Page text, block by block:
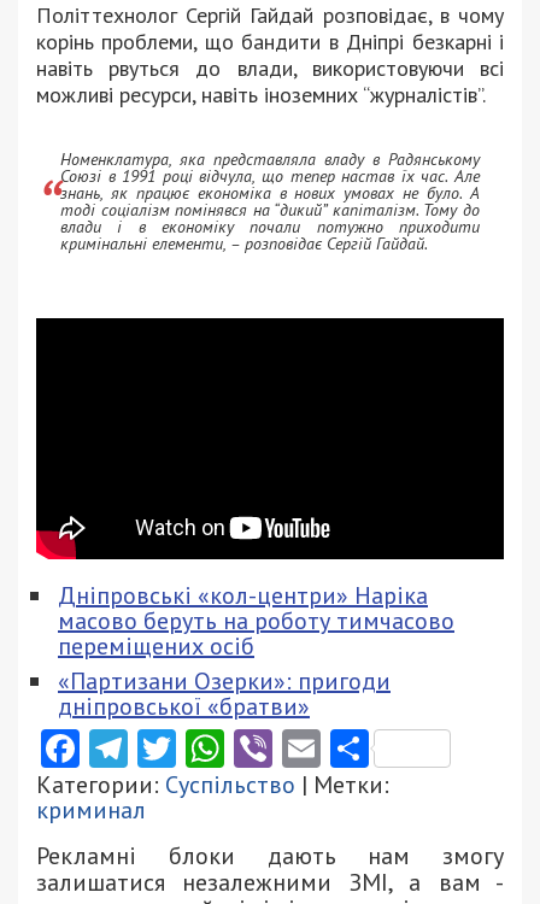
Політтехнолог Сергій Гайдай розповідає, в чому
корінь проблеми, що бандити в Дніпрі безкарні і
навіть рвуться до влади, використовуючи всі
можливі ресурси, навіть іноземних “журналістів”.
Номенклатура, яка представляла владу в Радянському
Союзі в 1991 році відчула, що тепер настав їх час. Але
знань, як працює економіка в нових умовах не було. А
тоді соціалізм помінявся на “дикий” капіталізм. Тому до
влади і в економіку почали потужно приходити
кримінальні елементи, – розповідає Сергій Гайдай.
Дніпровські «кол-центри» Наріка
масово беруть на роботу тимчасово
переміщених осіб
«Партизани Озерки»: пригоди
дніпровської «братви»
Facebook
Telegram
Twitter
WhatsApp
ViberEmail
Категории: Суспільство | Метки:
криминал
Рекламні блоки дають нам змогу
залишатися незалежними ЗМІ, а вам -